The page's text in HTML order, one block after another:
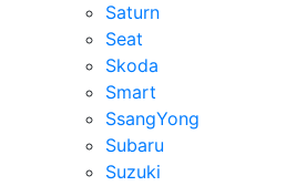
Saturn
Seat
Skoda
Smart
SsangYong
Subaru
Suzuki